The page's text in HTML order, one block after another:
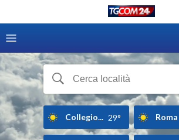
Collegio... 29° Roma